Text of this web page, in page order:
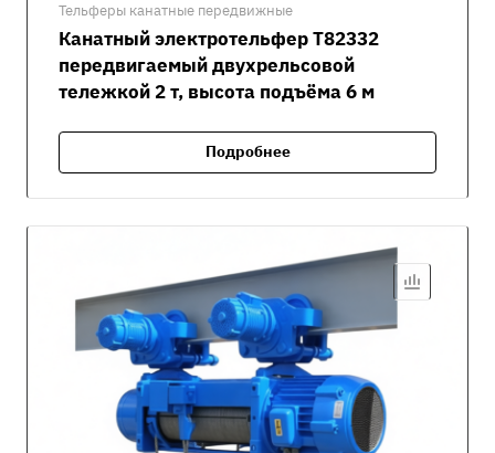
Тельферы канатные передвижные
Канатный электротельфер Т82332
передвигаемый двухрельсовой
тележкой 2 т, высота подъёма 6 м
Подробнее